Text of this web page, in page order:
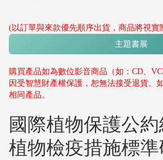
(以訂單與來款優先順序出貨，商品將視實
主題書展
購買產品如為數位影音商品（如：CD、
因受智慧財產權保護，恕無法接受退貨。
相同產品。
國際植物保護公
植物檢疫措施標準